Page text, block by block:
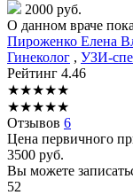
2000 руб.
О данном враче
Пироженко Елена
Гинеколог , УЗИ-
Рейтинг 4.46
★★★★★
★★★★★
Отзывов 6
Цена первичного
3500 руб.
Вы можете
52